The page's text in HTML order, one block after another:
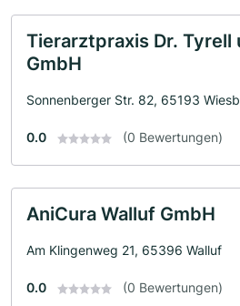
Tierarztpraxis Dr. Tyrell
GmbH
Sonnenberger Str. 82, 65193
0.0 (0 Bewertungen)
AniCura Walluf GmbH
Am Klingenweg 21, 65396 Walluf
0.0 (0 Bewertungen)